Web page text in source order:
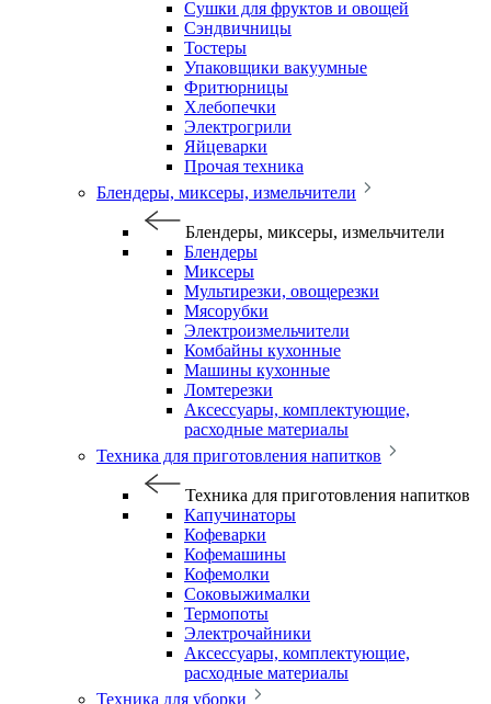
Сушки для фруктов и овощей
Сэндвичницы
Тостеры
Упаковщики вакуумные
Фритюрницы
Хлебопечки
Электрогрили
Яйцеварки
Прочая техника
Блендеры, миксеры, измельчители
Блендеры, миксеры, измельчители
Блендеры
Миксеры
Мультирезки, овощерезки
Мясорубки
Электроизмельчители
Комбайны кухонные
Машины кухонные
Ломтерезки
Аксессуары, комплектующие,
расходные материалы
Техника для приготовления напитков
Техника для приготовления напитков
Капучинаторы
Кофеварки
Кофемашины
Кофемолки
Соковыжималки
Термопоты
Электрочайники
Аксессуары, комплектующие,
расходные материалы
Техника для уборки